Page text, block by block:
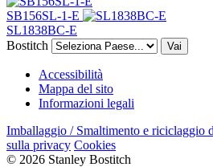
SB156SL-1-E
SL1838BC-E
Bostitch
Vai
Accessibilità
Mappa del sito
Informazioni legali
Imballaggio / Smaltimento e riciclaggio
sulla privacy Cookies
© 2026 Stanley Bostitch